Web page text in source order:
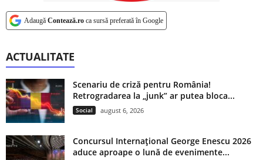
Adaugă Contează.ro ca sursă preferată în Google
ACTUALITATE
Scenariu de criză pentru România!
Retrogradarea la „junk” ar putea bloca...
Social august 6, 2026
Concursul Internațional George Enescu 2026
aduce aproape o lună de evenimente...